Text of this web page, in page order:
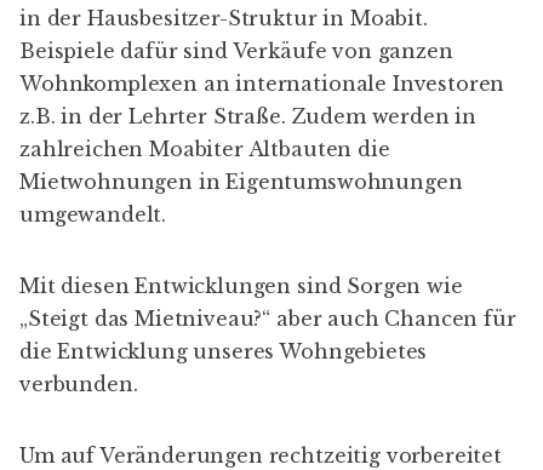
in der Hausbesitzer-Struktur in Moabit.
Beispiele dafür sind Verkäufe von ganzen
Wohnkomplexen an internationale Investoren
z.B. in der Lehrter Straße. Zudem werden in
zahlreichen Moabiter Altbauten die
Mietwohnungen in Eigentumswohnungen
umgewandelt.
Mit diesen Entwicklungen sind Sorgen wie
„Steigt das Mietniveau?“ aber auch Chancen für
die Entwicklung unseres Wohngebietes
verbunden.
Um auf Veränderungen rechtzeitig vorbereitet